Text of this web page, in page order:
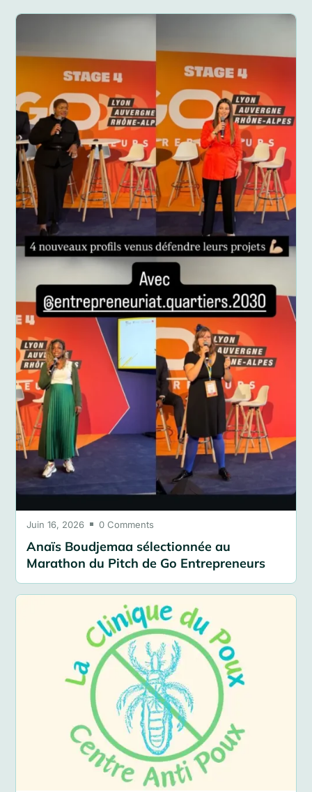
Juin 16, 2026 0 Comments
Anaïs Boudjemaa sélectionnée au
Marathon du Pitch de Go Entrepreneurs